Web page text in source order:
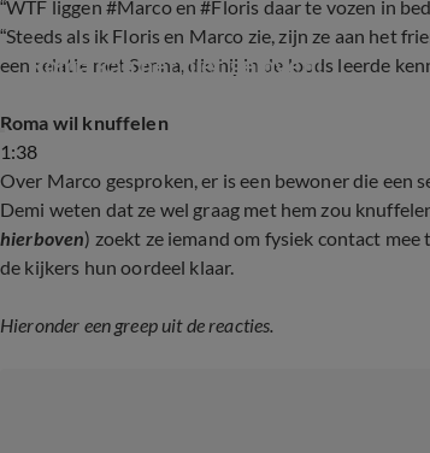
“WTF liggen #Marco en #Floris daar te vozen in
“Steeds als ik Floris en Marco zie, zijn ze aan het
een relatie met Senna, die hij in de loods leerde
1:38
Roma kan het niet geloven!
Roma wil knuffelen
Over Marco gesproken, er is een bewoner die een
Demi weten dat ze wel graag met hem zou
hierboven) zoekt ze iemand om fysiek contact
de kijkers hun oordeel klaar.
Hieronder een greep uit de reacties.